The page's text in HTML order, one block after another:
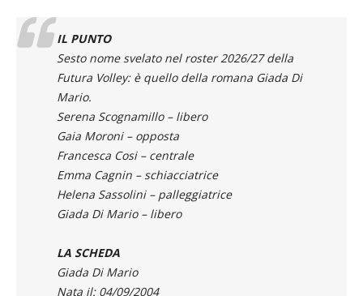
IL PUNTO
Sesto nome svelato nel roster 2026/27 della
Futura Volley: è quello della romana Giada Di
Mario.
Serena Scognamillo – libero
Gaia Moroni – opposta
Francesca Cosi – centrale
Emma Cagnin – schiacciatrice
Helena Sassolini – palleggiatrice
LA SCHEDA
Giada Di Mario